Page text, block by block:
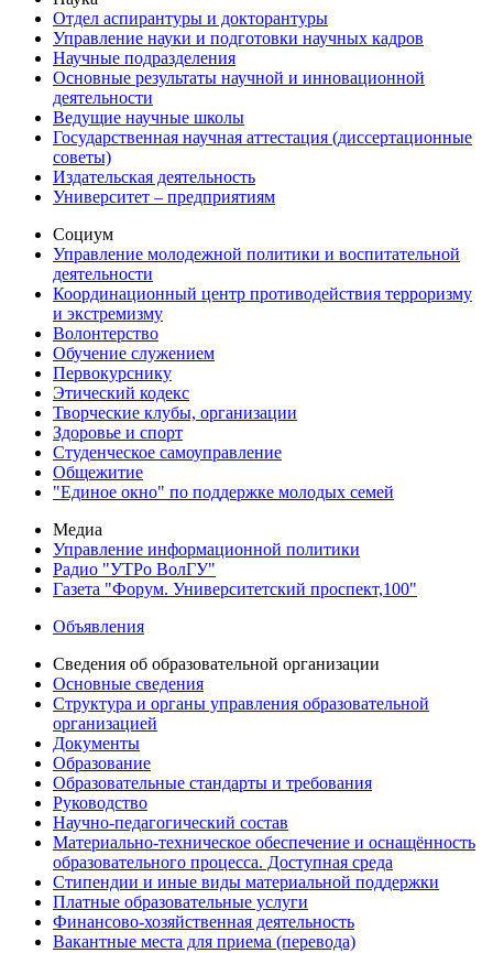
Отдел аспирантуры и докторантуры
Управление науки и подготовки научных кадров
Научные подразделения
Основные результаты научной и инновационной
деятельности
Ведущие научные школы
Государственная научная аттестация (диссертационные
советы)
Издательская деятельность
Университет – предприятиям
Социум
Управление молодежной политики и воспитательной
деятельности
Координационный центр противодействия терроризму
и экстремизму
Волонтерство
Обучение служением
Первокурснику
Этический кодекс
Творческие клубы, организации
Здоровье и спорт
Студенческое самоуправление
Общежитие
"Единое окно" по поддержке молодых семей
Медиа
Управление информационной политики
Радио "УТРо ВолГУ"
Газета "Форум. Университетский проспект,100"
Объявления
Сведения об образовательной организации
Основные сведения
Структура и органы управления образовательной
организацией
Документы
Образование
Образовательные стандарты и требования
Руководство
Научно-педагогический состав
Материально-техническое обеспечение и оснащённость
образовательного процесса. Доступная среда
Стипендии и иные виды материальной поддержки
Платные образовательные услуги
Финансово-хозяйственная деятельность
Вакантные места для приема (перевода)